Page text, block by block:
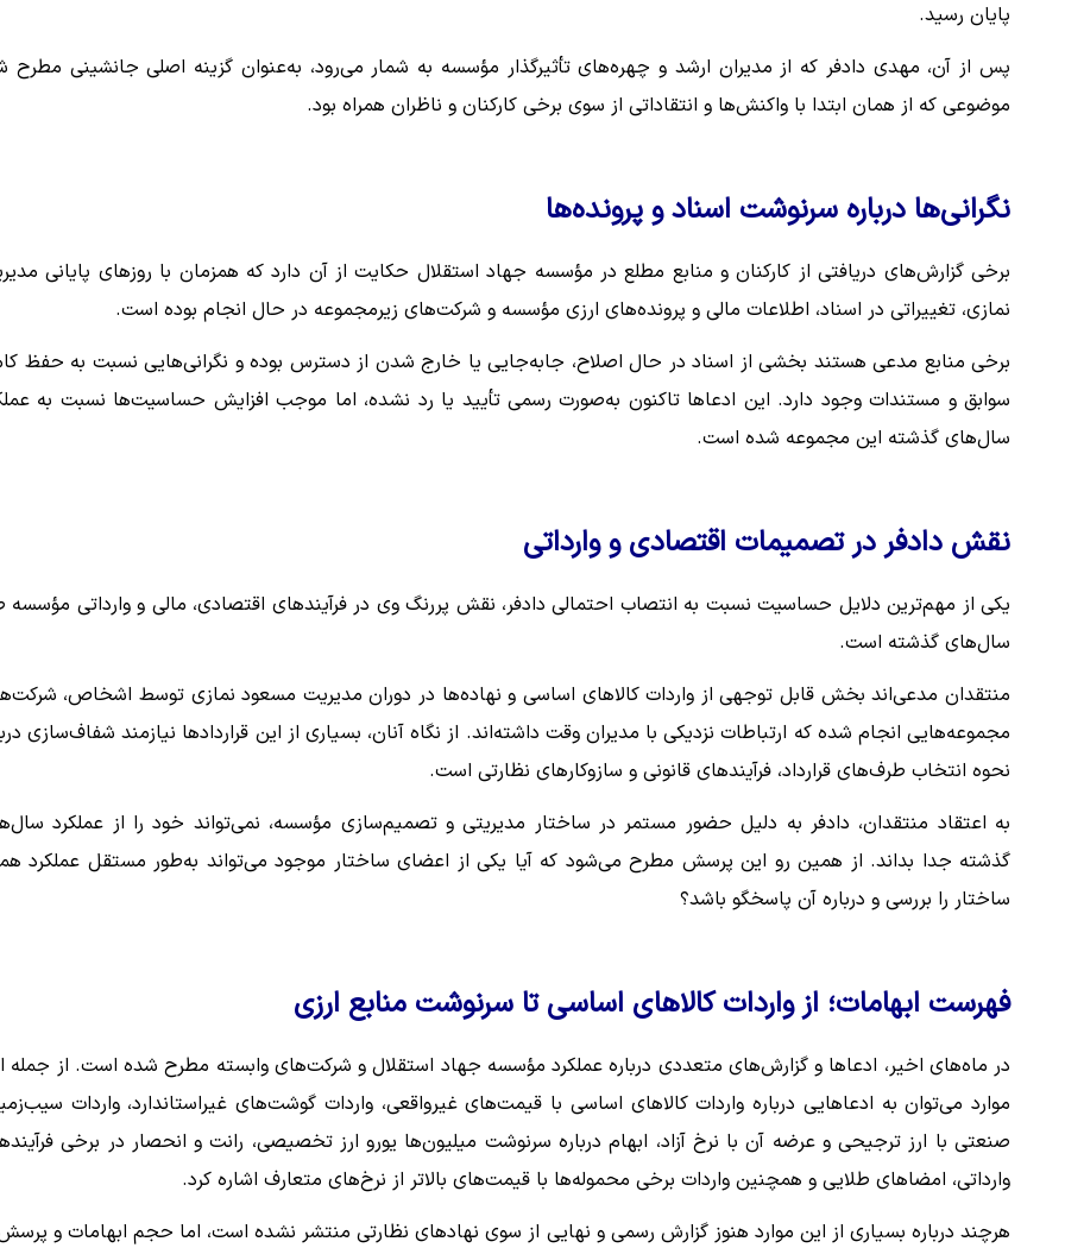
پایان رسید.
پس از آن، مهدی دادفر که از مدیران ارشد و چهره‌های تأثیرگذار مؤسسه به شمار می‌رود، به‌عنوان گزینه اصلی جانشینی مطرح
موضوعی که از همان ابتدا با واکنش‌ها و انتقاداتی از سوی برخی کارکنان و ناظران همراه بود.
نگرانی‌ها درباره سرنوشت اسناد و پرونده‌ها
برخی گزارش‌های دریافتی از کارکنان و منابع مطلع در مؤسسه جهاد استقلال حکایت از آن دارد که همزمان با روزهای پایانی
نمازی، تغییراتی در اسناد، اطلاعات مالی و پرونده‌های ارزی مؤسسه و شرکت‌های زیرمجموعه در حال انجام بوده است.
برخی منابع مدعی هستند بخشی از اسناد در حال اصلاح، جابه‌جایی یا خارج شدن از دسترس بوده و نگرانی‌هایی نسبت به حفظ
سوابق و مستندات وجود دارد. این ادعاها تاکنون به‌صورت رسمی تأیید یا رد نشده، اما موجب افزایش حساسیت‌ها نسبت به
سال‌های گذشته این مجموعه شده است.
نقش دادفر در تصمیمات اقتصادی و وارداتی
یکی از مهم‌ترین دلایل حساسیت نسبت به انتصاب احتمالی دادفر، نقش پررنگ وی در فرآیندهای اقتصادی، مالی و وارداتی
سال‌های گذشته است.
منتقدان مدعی‌اند بخش قابل توجهی از واردات کالاهای اساسی و نهاده‌ها در دوران مدیریت مسعود نمازی توسط اشخاص،
مجموعه‌هایی انجام شده که ارتباطات نزدیکی با مدیران وقت داشته‌اند. از نگاه آنان، بسیاری از این قراردادها نیازمند شفاف‌سازی
نحوه انتخاب طرف‌های قرارداد، فرآیندهای قانونی و سازوکارهای نظارتی است.
به اعتقاد منتقدان، دادفر به دلیل حضور مستمر در ساختار مدیریتی و تصمیم‌سازی مؤسسه، نمی‌تواند خود را از عملکرد
گذشته جدا بداند. از همین رو این پرسش مطرح می‌شود که آیا یکی از اعضای ساختار موجود می‌تواند به‌طور مستقل عملکرد
ساختار را بررسی و درباره آن پاسخگو باشد؟
فهرست ابهامات؛ از واردات کالاهای اساسی تا سرنوشت منابع ارزی
در ماه‌های اخیر، ادعاها و گزارش‌های متعددی درباره عملکرد مؤسسه جهاد استقلال و شرکت‌های وابسته مطرح شده است. از جمله
موارد می‌توان به ادعاهایی درباره واردات کالاهای اساسی با قیمت‌های غیرواقعی، واردات گوشت‌های غیراستاندارد، واردات
صنعتی با ارز ترجیحی و عرضه آن با نرخ آزاد، ابهام درباره سرنوشت میلیون‌ها یورو ارز تخصیصی، رانت و انحصار در برخی
وارداتی، امضاهای طلایی و همچنین واردات برخی محموله‌ها با قیمت‌های بالاتر از نرخ‌های متعارف اشاره کرد.
هرچند درباره بسیاری از این موارد هنوز گزارش رسمی و نهایی از سوی نهادهای نظارتی منتشر نشده است، اما حجم ابهامات و